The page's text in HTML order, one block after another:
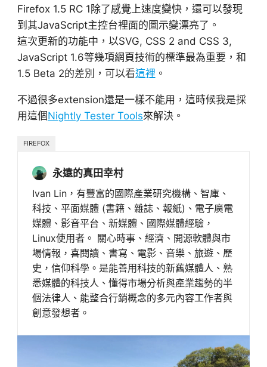
Firefox 1.5 RC 1除了感覺上速度變快，還可以發現
到其JavaScript主控台裡面的圖示變漂亮了。
這次更新的功能中，以SVG, CSS 2 and CSS 3,
JavaScript 1.6等幾項網頁技術的標準最為重要，和
1.5 Beta 2的差別，可以看這裡 。
不過很多extension還是一樣不能用，這時候我是採
用這個Nightly Tester Tools來解決。
FIREFOX
永遠的真田幸村
Ivan Lin，有豐富的國際產業研究機構、智庫、
科技、平面媒體 (書籍、雜誌、報紙)、電子廣電
媒體、影音平台、新媒體、國際媒體經驗，
Linux使用者。 關心時事、經濟、開源軟體與市
場情報，喜閱讀、書寫、電影、音樂、旅遊、歷
史，信仰科學。是能善用科技的新舊媒體人、熟
悉媒體的科技人、懂得市場分析與產業趨勢的半
個法律人、能整合行銷概念的多元內容工作者與
創意發想者。